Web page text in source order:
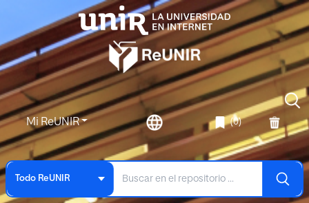
Mi ReUNIR (0)
Todo ReUNIR